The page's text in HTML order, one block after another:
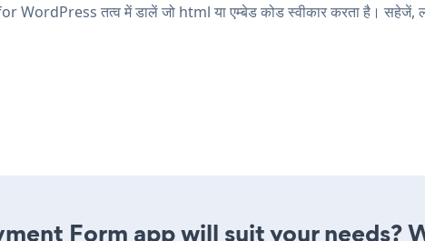
तत्व में डालें जो html या एम्बेड कोड स्वीकार करता है। सहेजें,
Form app will suit your needs?